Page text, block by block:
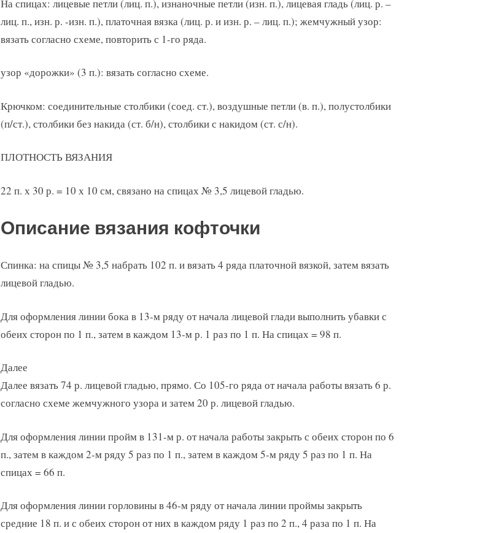
На спицах: лицевые петли (лиц. п.), изнаночные петли (изн. п.), лицевая гладь (лиц. р. –
лиц. п., изн. р. -изн. п.), платочная вязка (лиц. р. и изн. р. – лиц. п.); жемчужный узор:
вязать согласно схеме, повторить с 1-го ряда.
узор «дорожки» (3 п.): вязать согласно схеме.
Крючком: соединительные столбики (соед. ст.), воздушные петли (в. п.), полустолбики
(п/ст.), столбики без накида (ст. б/н), столбики с накидом (ст. с/н).
ПЛОТНОСТЬ ВЯЗАНИЯ
22 п. х 30 р. = 10 х 10 см, связано на спицах № 3,5 лицевой гладью.
Описание вязания кофточки
Спинка: на спицы № 3,5 набрать 102 п. и вязать 4 ряда платочной вязкой, затем вязать
лицевой гладью.
Для оформления линии бока в 13-м ряду от начала лицевой глади выполнить убавки с
обеих сторон по 1 п., затем в каждом 13-м р. 1 раз по 1 п. На спицах = 98 п.
Далее
Далее вязать 74 р. лицевой гладью, прямо. Со 105-го ряда от начала работы вязать 6 р.
согласно схеме жемчужного узора и затем 20 р. лицевой гладью.
Для оформления линии пройм в 131-м р. от начала работы закрыть с обеих сторон по 6
п., затем в каждом 2-м ряду 5 раз по 1 п., затем в каждом 5-м ряду 5 раз по 1 п. На
спицах = 66 п.
Для оформления линии горловины в 46-м ряду от начала линии проймы закрыть
средние 18 п. и с обеих сторон от них в каждом ряду 1 раз по 2 п., 4 раза по 1 п. На